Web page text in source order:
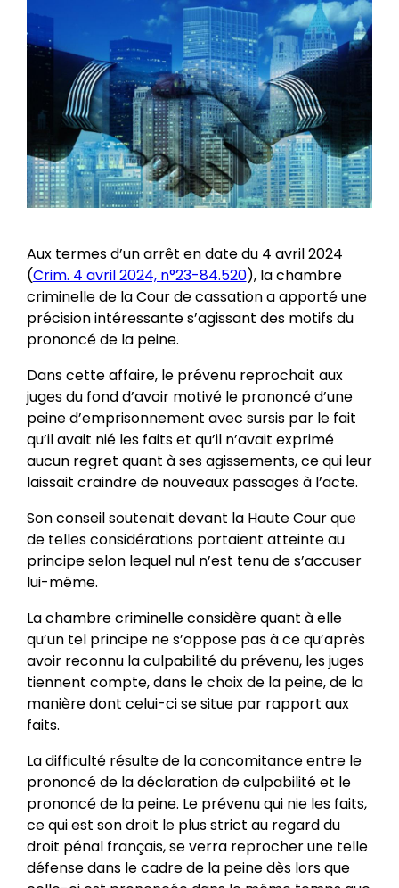
Aux termes d’un arrêt en date du 4 avril 2024
(Crim. 4 avril 2024, n°23-84.520), la chambre
criminelle de la Cour de cassation a apporté une
précision intéressante s’agissant des motifs du
prononcé de la peine.
Dans cette affaire, le prévenu reprochait aux
juges du fond d’avoir motivé le prononcé d’une
peine d’emprisonnement avec sursis par le fait
qu’il avait nié les faits et qu’il n’avait exprimé
aucun regret quant à ses agissements, ce qui leur
laissait craindre de nouveaux passages à l’acte.
Son conseil soutenait devant la Haute Cour que
de telles considérations portaient atteinte au
principe selon lequel nul n’est tenu de s’accuser
lui-même.
La chambre criminelle considère quant à elle
qu’un tel principe ne s’oppose pas à ce qu’après
avoir reconnu la culpabilité du prévenu, les juges
tiennent compte, dans le choix de la peine, de la
manière dont celui-ci se situe par rapport aux
faits.
La difficulté résulte de la concomitance entre le
prononcé de la déclaration de culpabilité et le
prononcé de la peine. Le prévenu qui nie les faits,
ce qui est son droit le plus strict au regard du
droit pénal français, se verra reprocher une telle
défense dans le cadre de la peine dès lors que